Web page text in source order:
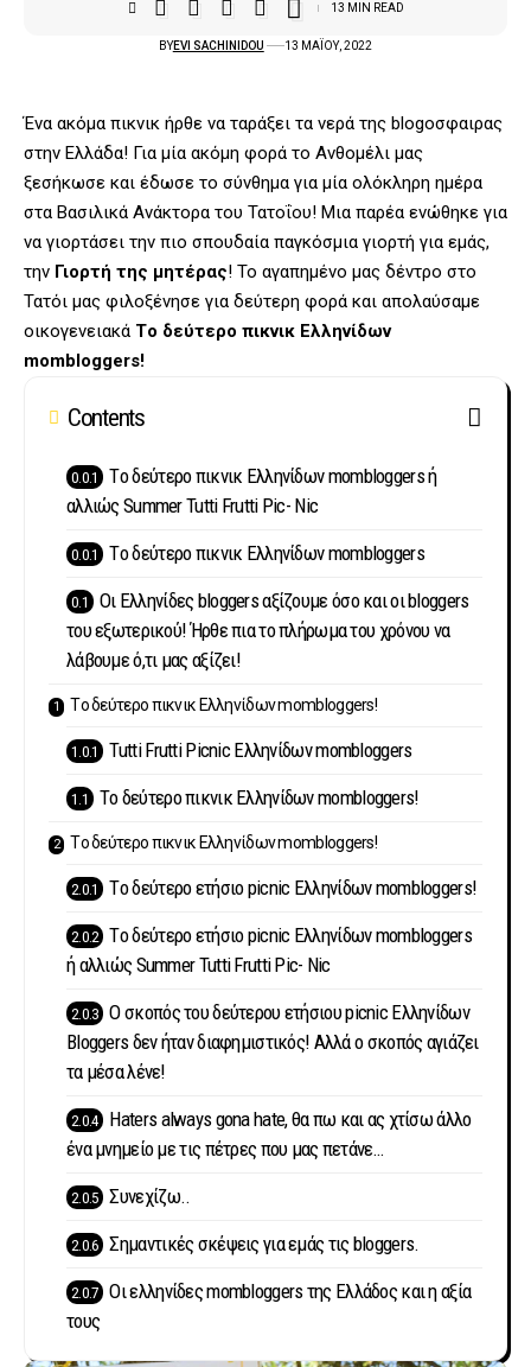
BYEVI SACHINIDOU 13 ΜΑΪ́ΟΥ, 2022
13 MIN READ
Ένα ακόμα πικνικ ήρθε να ταράξει τα νερά της blogoσφαιρας
στην Ελλάδα! Για μία ακόμη φορά το Ανθομέλι μας
ξεσήκωσε και έδωσε το σύνθημα για μία ολόκληρη ημέρα
στα Βασιλικά Ανάκτορα του Τατοΐου! Μια παρέα ενώθηκε για
να γιορτάσει την πιο σπουδαία παγκόσμια γιορτή για εμάς,
την Γιορτή της μητέρας! Το αγαπημένο μας δέντρο στο
Τατόι μας φιλοξένησε για δεύτερη φορά και απολαύσαμε
οικογενειακά Tο δεύτερο πικνικ Ελληνίδων
mombloggers!
Contents
Tο δεύτερο πικνικ Ελληνίδων mombloggers ή
αλλιώς Summer Tutti Frutti Pic- Nic
Tο δεύτερο πικνικ Ελληνίδων mombloggers
Οι Ελληνίδες bloggers αξίζουμε όσο και οι bloggers
του εξωτερικού! Ήρθε πια το πλήρωμα του χρόνου να
λάβουμε ό,τι μας αξίζει!
Tο δεύτερο πικνικ Ελληνίδων mombloggers!
Tutti Frutti Picnic Ελληνίδων mombloggers
Tο δεύτερο πικνικ Ελληνίδων mombloggers!
Tο δεύτερο πικνικ Ελληνίδων mombloggers!
Tο δεύτερο ετήσιο picnic Ελληνίδων mombloggers!
Tο δεύτερο ετήσιο picnic Ελληνίδων mombloggers
ή αλλιώς Summer Tutti Frutti Pic- Nic
Ο σκοπός του δεύτερου ετήσιου picnic Ελληνίδων
Bloggers δεν ήταν διαφημιστικός! Αλλά ο σκοπός αγιάζει
τα μέσα λένε!
Haters always gona hate, θα πω και ας χτίσω άλλο
ένα μνημείο με τις πέτρες που μας πετάνε…
Συνεχίζω..
Σημαντικές σκέψεις για εμάς τις bloggers.
Οι ελληνίδες mombloggers της Ελλάδος και η αξία
τους